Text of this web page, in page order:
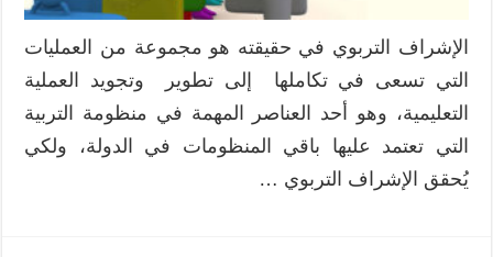
الإشراف التربوي في حقيقته هو مجموعة من العمليات
التي تسعى في تكاملها إلى تطوير وتجويد العملية
التعليمية، وهو أحد العناصر المهمة في منظومة التربية
التي تعتمد عليها باقي المنظومات في الدولة، ولكي
يُحقق الإشراف التربوي …